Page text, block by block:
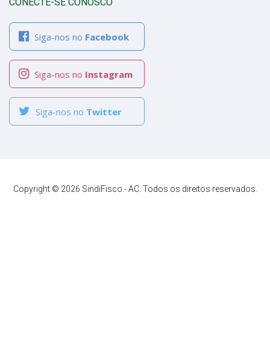
Siga-nos no Facebook
Siga-nos no Instagram
Siga-nos no Twitter
Copyright © 2026 SindiFisco - AC. Todos os direitos reservados.